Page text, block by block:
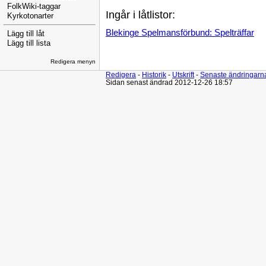
FolkWiki-taggar
Kyrkotonarter
Lägg till låt
Lägg till lista
Redigera menyn
Ingår i låtlistor:
Blekinge Spelmansförbund: Spelträffar
Redigera - Historik - Utskrift- Senaste
Sidan senast ändrad 2012-12-26 18:57